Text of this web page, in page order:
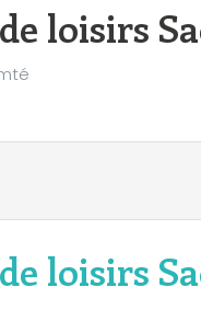
loisirs
loisirs